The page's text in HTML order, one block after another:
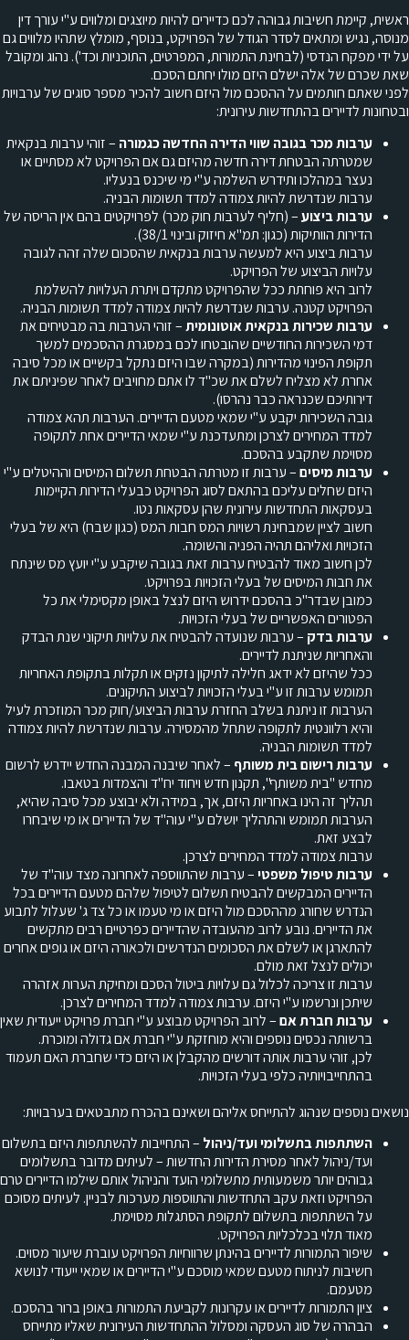
ראשית, קיימת חשיבות גבוהה לכם כדיירים להיות מיוצגים ומלווים ע"י עורך דין
מנוסה, נגיש ומתאים לסדר הגודל של הפרויקט, בנוסף, מומלץ שתהיו מלווים גם
על ידי מפקח הנדסי (לבחינת התמורות, המפרטים, התוכניות וכד'). נהוג ומקובל
שאת שכרם של אלה ישלם היזם מולו יחתם הסכם.
לפני שאתם חותמים על ההסכם מול היזם חשוב להכיר מספר סוגים של ערבויות
ובטחונות לדיירים בהתחדשות עירונית:
ערבות מכר בגובה שווי הדירה החדשה כגמורה – זוהי ערבות בנקאית
שמטרתה הבטחת דירה חדשה מהיזם גם אם הפרויקט לא מסתיים או
נעצר במהלכו ותידרש השלמה ע"י מי שיכנס בנעליו.
ערבות שנדרשת להיות צמודה למדד תשומות הבניה.
ערבות ביצוע– (חליף לערבות חוק מכר) לפרויקטים בהם אין הריסה של
הדירות הוותיקות (כגון: תמ"א חיזוק ובינוי 38/1).
ערבות ביצוע היא למעשה ערבות בנקאית שהסכום שלה זהה לגובה
עלויות הביצוע של הפרויקט.
לרוב היא פוחתת ככל שהפרויקט מתקדם ויתרת העלויות להשלמת
הפרויקט קטנה. ערבות שנדרשת להיות צמודה למדד תשומות הבניה.
ערבות שכירות בנקאית אוטונומית– זוהי הערבות בה מבטיחים את
דמי השכירות החודשיים שהובטחו לכם במסגרת ההסכמים למשך
תקופת הפינוי מהדירות (במקרה שבו היזם נתקל בקשיים או מכל סיבה
אחרת לא מצליח לשלם את שכ"ד לו אתם מחויבים לאחר שפיניתם את
דירותיכם שכנראה כבר נהרסו).
גובה השכירות יקבע ע"י שמאי מטעם הדיירים. הערבות תהא צמודה
למדד המחירים לצרכן ומתעדכנת ע"י שמאי הדיירים אחת לתקופה
מסוימת שתקבע בהסכם.
ערבות מיסים– ערבות זו מטרתה הבטחת תשלום המיסים וההיטלים ע"י
היזם שחלים עליכם בהתאם לסוג הפרויקט כבעלי הדירות הקיימות
בעסקאות התחדשות עירונית שהן עסקאות נטו.
חשוב לציין שמבחינת רשויות המס חבות המס (כגון שבח) היא של בעלי
הזכויות ואליהם תהיה הפניה והשומה.
לכן חשוב מאוד להבטיח ערבות זאת בגובה שיקבע ע"י יועץ מס שינתח
את חבות המיסים של בעלי הזכויות בפרויקט.
כמובן שבדר"כ בהסכם ידרוש היזם לנצל באופן מקסימלי את כל
הפטורים האפשריים של בעלי הזכויות.
ערבות בדק – ערבות שנועדה להבטיח את עלויות תיקוני שנת הבדק
והאחריות שניתנת לדיירים.
ככל שהיזם לא ידאג חלילה לתיקון נזקים או תקלות בתקופת האחריות
תמומש ערבות זו ע"י בעלי הזכויות לביצוע התיקונים.
הערבות זו ניתנת בשלב החזרת ערבות הביצוע/חוק מכר המוזכרת לעיל
והיא רלוונטית לתקופה שתחל מהמסירה. ערבות שנדרשת להיות צמודה
למדד תשומות הבניה.
ערבות רישום בית משותף – לאחר שיבנה המבנה החדש יידרש לרשום
מחדש "בית משותף", תקנון חדש ויחוד יח"ד והצמדות בטאבו.
תהליך זה הינו באחריות היזם, אך, במידה ולא יבוצע מכל סיבה שהיא,
הערבות תמומש והתהליך יושלם ע"י עוה"ד של הדיירים או מי שיבחרו
לבצע זאת.
ערבות צמודה למדד המחירים לצרכן.
ערבות טיפול משפטי– ערבות שהתווספה לאחרונה מצד עוה"ד של
הדיירים המבקשים להבטיח תשלום לטיפול שלהם מטעם הדיירים בכל
הנדרש שחורג מההסכם מול היזם או מי טעמו או כל צד ג' שעלול לתבוע
את הדיירים. נובע לרוב מהעובדה שהדיירים כפרטיים רבים מתקשים
להתארגן או לשלם את הסכומים הנדרשים ולכאורה היזם או גופים אחרים
יכולים לנצל זאת מולם.
ערבות זו צריכה לכלול גם עלויות ביטול הסכם ומחיקת הערות אזהרה
שיתכן ונרשמו ע"י היזם. ערבות צמודה למדד המחירים לצרכן.
ערבות חברת אם– לרוב הפרויקט מבוצע ע"י חברת פרויקט ייעודית שאין
ברשותה נכסים נוספים והיא מוחזקת ע"י חברת אם גדולה ומוכרת.
לכן, זוהי ערבות אותה דורשים מהקבלן או היזם כדי שחברת האם תעמוד
בהתחייבויותיה כלפי בעלי הזכויות.
נושאים נוספים שנהוג להתייחס אליהם ושאינם בהכרח מתבטאים בערבויות:
השתתפות בתשלומי ועד/ניהול – התחייבות להשתתפות היזם בתשלום
ועד/ניהול לאחר מסירת הדירות החדשות – לעיתים מדובר בתשלומים
גבוהים יותר משמעותית מתשלומי הועד והניהול אותם שילמו הדיירים טרם
הפרויקט וזאת עקב התחדשות והתווספות מערכות לבניין. לעיתים מסוכם
על השתתפות בתשלום לתקופת הסתגלות מסוימת.
מאוד תלוי בכלכליות הפרויקט.
שיפור התמורות לדיירים בהינתן שרווחיות הפרויקט עוברת שיעור מסוים.
חשיבות לניתוח מטעם שמאי מוסכם ע"י הדיירים או שמאי ייעודי לנושא
מטעמם.
ציון התמורות לדיירים או עקרונות לקביעת התמורות באופן ברור בהסכם.
הבהרה של סוג העסקה ומסלול ההתחדשות העירונית שאליו מתייחס